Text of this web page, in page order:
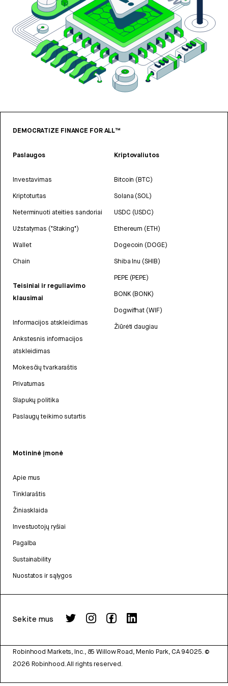
DEMOCRATIZE FINANCE FOR ALL™
Paslaugos
Investavimas
Kriptoturtas
Neterminuoti ateities sandoriai
Užstatymas ("Staking")
Wallet
Chain
Teisiniai ir reguliavimo
klausimai
Informacijos atskleidimas
Ankstesnis informacijos
atskleidimas
Mokesčių tvarkaraštis
Privatumas
Slapukų politika
Paslaugų teikimo sutartis
Kriptovaliutos
Bitcoin (BTC)
Solana (SOL)
USDC (USDC)
Ethereum (ETH)
Dogecoin (DOGE)
Shiba Inu (SHIB)
PEPE (PEPE)
BONK (BONK)
Dogwifhat (WIF)
Žiūrėti daugiau
Motininė įmonė
Apie mus
Tinklaraštis
Žiniasklaida
Investuotojų ryšiai
Pagalba
Sustainability
Nuostatos ir sąlygos
Sekite mus
Robinhood Markets, Inc., 85 Willow Road, Menlo Park, CA 94025. ©
2026 Robinhood. All rights reserved.